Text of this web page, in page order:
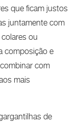
que ficam justos
juntamente com
ou
composição e
com
mais
de